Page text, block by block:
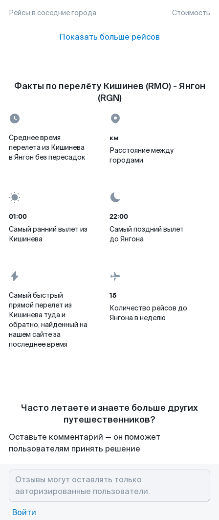
Рейсы в соседние города Стоимость
Показать больше рейсов
Факты по перелёту Кишинев (RMO) - Янгон
(RGN)
Среднее время
перелета из Кишинева
в Янгон без пересадок
км
Расстояние между
городами
01:00
Самый ранний вылет из
Кишинева
22:00
Самый поздний вылет
до Янгона
Самый быстрый
прямой перелет из
Кишинева туда и
обратно, найденный на
нашем сайте за
последнее время
15
Количество рейсов до
Янгона в неделю
Часто летаете и знаете больше других
путешественников?
Оставьте комментарий — он поможет
пользователям принять решение
Войти